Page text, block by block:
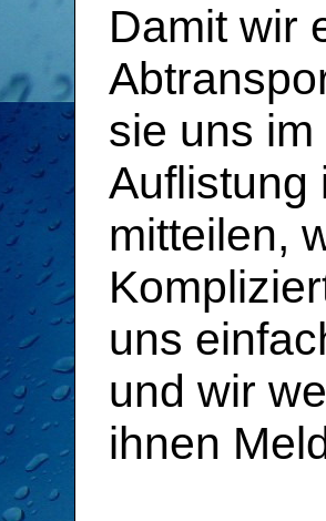
Damit wir
sie uns
Auflistung
mitteilen,
uns
und wir
ihnen